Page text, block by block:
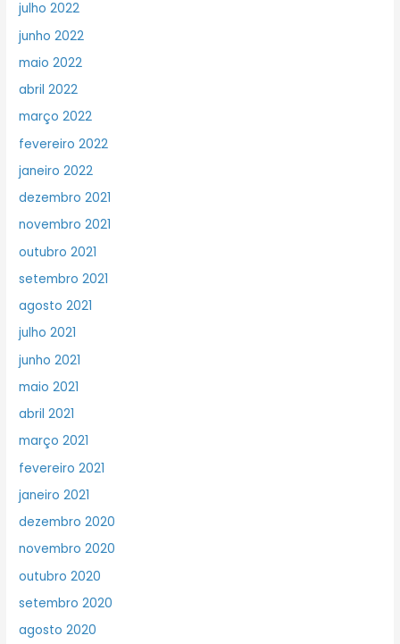
julho 2022
junho 2022
maio 2022
abril 2022
março 2022
fevereiro 2022
janeiro 2022
dezembro 2021
novembro 2021
outubro 2021
setembro 2021
agosto 2021
julho 2021
junho 2021
maio 2021
abril 2021
março 2021
fevereiro 2021
janeiro 2021
dezembro 2020
novembro 2020
outubro 2020
setembro 2020
agosto 2020